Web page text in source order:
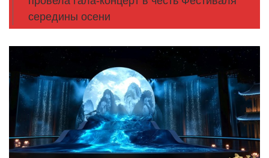
середины осени